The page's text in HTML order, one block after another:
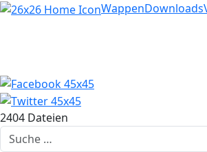
Home
WappenDownloads
2404 Dateien
Suchen